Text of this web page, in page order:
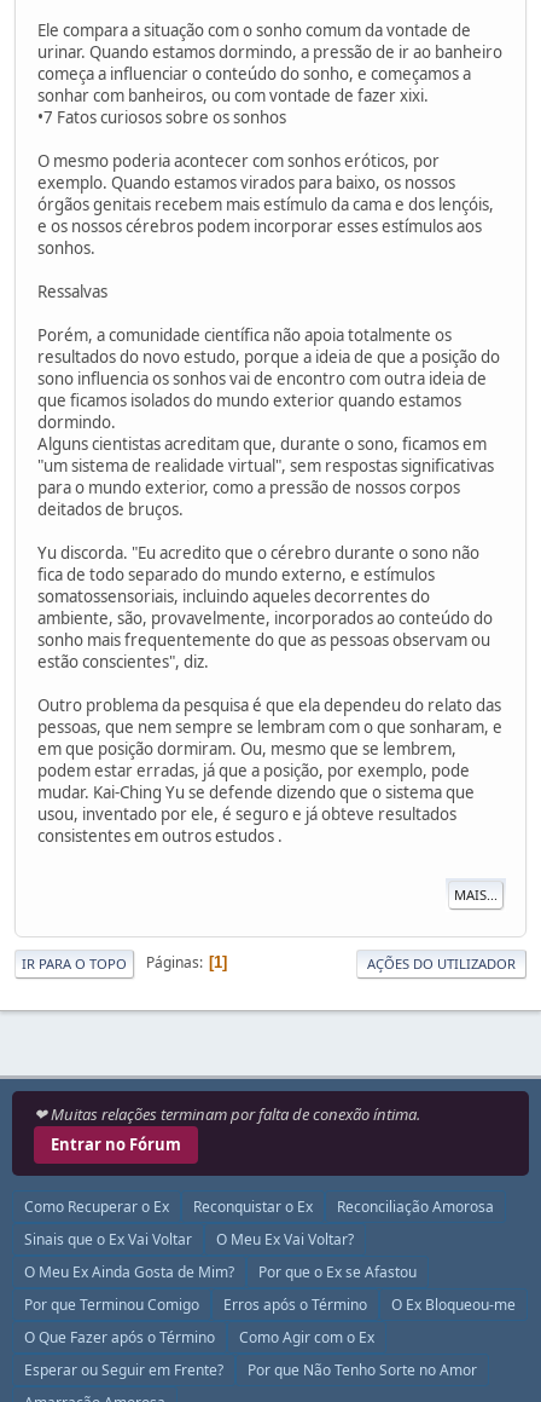
Ele compara a situação com o sonho comum da vontade de
urinar. Quando estamos dormindo, a pressão de ir ao banheiro
começa a influenciar o conteúdo do sonho, e começamos a
sonhar com banheiros, ou com vontade de fazer xixi.
•7 Fatos curiosos sobre os sonhos
O mesmo poderia acontecer com sonhos eróticos, por
exemplo. Quando estamos virados para baixo, os nossos
órgãos genitais recebem mais estímulo da cama e dos lençóis,
e os nossos cérebros podem incorporar esses estímulos aos
sonhos.
Ressalvas
Porém, a comunidade científica não apoia totalmente os
resultados do novo estudo, porque a ideia de que a posição do
sono influencia os sonhos vai de encontro com outra ideia de
que ficamos isolados do mundo exterior quando estamos
dormindo.
Alguns cientistas acreditam que, durante o sono, ficamos em
"um sistema de realidade virtual", sem respostas significativas
para o mundo exterior, como a pressão de nossos corpos
deitados de bruços.
Yu discorda. "Eu acredito que o cérebro durante o sono não
fica de todo separado do mundo externo, e estímulos
somatossensoriais, incluindo aqueles decorrentes do
ambiente, são, provavelmente, incorporados ao conteúdo do
sonho mais frequentemente do que as pessoas observam ou
estão conscientes", diz.
Outro problema da pesquisa é que ela dependeu do relato das
pessoas, que nem sempre se lembram com o que sonharam, e
em que posição dormiram. Ou, mesmo que se lembrem,
podem estar erradas, já que a posição, por exemplo, pode
mudar. Kai-Ching Yu se defende dizendo que o sistema que
usou, inventado por ele, é seguro e já obteve resultados
consistentes em outros estudos .
MAIS...
IR PARA O TOPO Páginas 1 AÇÕES DO UTILIZADOR
❤ Muitas relações terminam por falta de conexão íntima.
Entrar no Fórum
Como Recuperar o Ex Reconquistar o Ex
Reconciliação Amorosa
Sinais que o Ex Vai Voltar
O Meu Ex Vai Voltar?
O Meu Ex Ainda Gosta de Mim?
Por que o Ex se Afastou
Por que Terminou Comigo
Erros após o Término
O Ex Bloqueou-me
O Que Fazer após o Término
Como Agir com o Ex
Esperar ou Seguir em Frente?
Por que Não Tenho Sorte no Amor